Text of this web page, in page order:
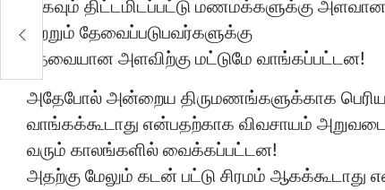
மிகவும் திட்டமிடப்பட்டு மணமக்களுக்கு
மற்றும் தேவைப்படுபவர்களுக்கு
தேவையான அளவிற்கு மட்டுமே வாங்கப்பட்டன!
அதேபோல் அன்றைய திருமணங்களுக்காக
வாங்கக்கூடாது என்பதற்காக விவசாயம் அறுவடை
வரும் காலங்களில் வைக்கப்பட்டன!
அதற்கு மேலும் கடன் பட்டு சிரமம் ஆகக்கூடாது